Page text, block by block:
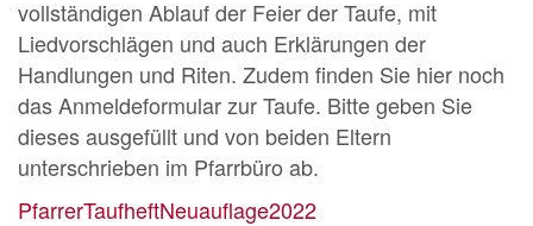
vollständigen Ablauf der Feier der Taufe, mit
Liedvorschlägen und auch Erklärungen der
Handlungen und Riten. Zudem finden Sie hier noch
das Anmeldeformular zur Taufe. Bitte geben Sie
dieses ausgefüllt und von beiden Eltern
unterschrieben im Pfarrbüro ab.
PfarrerTaufheftNeuauflage2022